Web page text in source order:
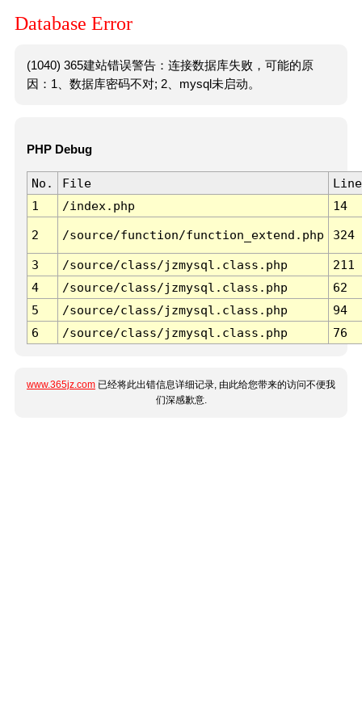
Database Error
(1040) 365建站错误警告：连接数据库失败，可能的原
因：1、数据库密码不对; 2、mysql未启动。
PHP Debug
No. File
Line
1
/index.php 14
2 /source/function/function_extend.php 324
3 /source/class/jzmysql.class.php
211
4
/source/class/jzmysql.class.php
62
5
/source/class/jzmysql.class.php
94
6
/source/class/jzmysql.class.php 76
www.365jz.com 已经将此出错信息详细记录, 由此给您带来的访问不便我
们深感歉意.